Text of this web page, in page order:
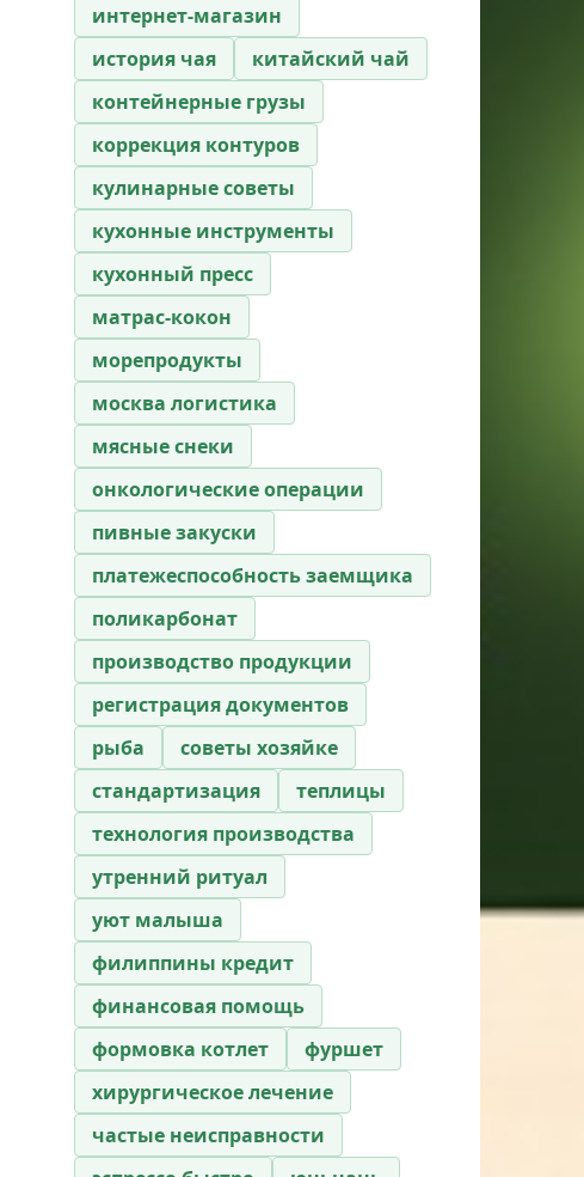
интернет-магазин
история чая
китайский чай
контейнерные грузы
коррекция контуров
кулинарные советы
кухонные инструменты
кухонный пресс
матрас-кокон
морепродукты
москва логистика
мясные снеки
онкологические операции
пивные закуски
платежеспособность заемщика
поликарбонат
производство продукции
регистрация документов
рыба
советы хозяйке
стандартизация
теплицы
технология производства
утренний ритуал
уют малыша
филиппины кредит
финансовая помощь
формовка котлет
фуршет
хирургическое лечение
частые неисправности